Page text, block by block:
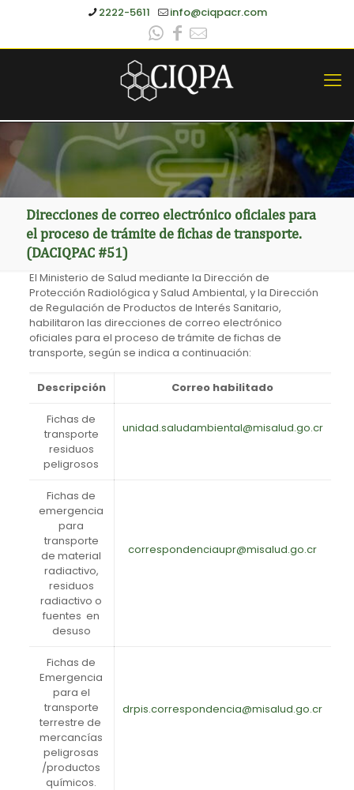
2222-5611 info@ciqpacr.com
Direcciones de correo electrónico oficiales para
el proceso de trámite de fichas de transporte.
(DACIQPAC #51)
El Ministerio de Salud mediante la Dirección de
Protección Radiológica y Salud Ambiental, y la Dirección
de Regulación de Productos de Interés Sanitario,
habilitaron las direcciones de correo electrónico
oficiales para el proceso de trámite de fichas de
transporte, según se indica a continuación:
Descripción Correo habilitado
Fichas de
transporte
residuos
peligrosos
unidad.saludambiental@misalud.go.cr
Fichas de
emergencia
para
transporte
de material
radiactivo,
residuos
radiactivo o
fuentes en
desuso
correspondenciaupr@misalud.go.cr
Fichas de
Emergencia
para el
transporte
terrestre de
mercancías
peligrosas
/productos
químicos.
drpis.correspondencia@misalud.go.cr